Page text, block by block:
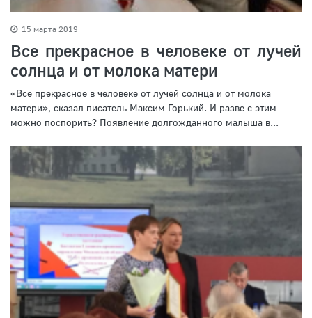
15 марта 2019
Все прекрасное в человеке от лучей
солнца и от молока матери
«Все прекрасное в человеке от лучей солнца и от молока
матери», сказал писатель Максим Горький. И разве с этим
можно поспорить? Появление долгожданного малыша в...